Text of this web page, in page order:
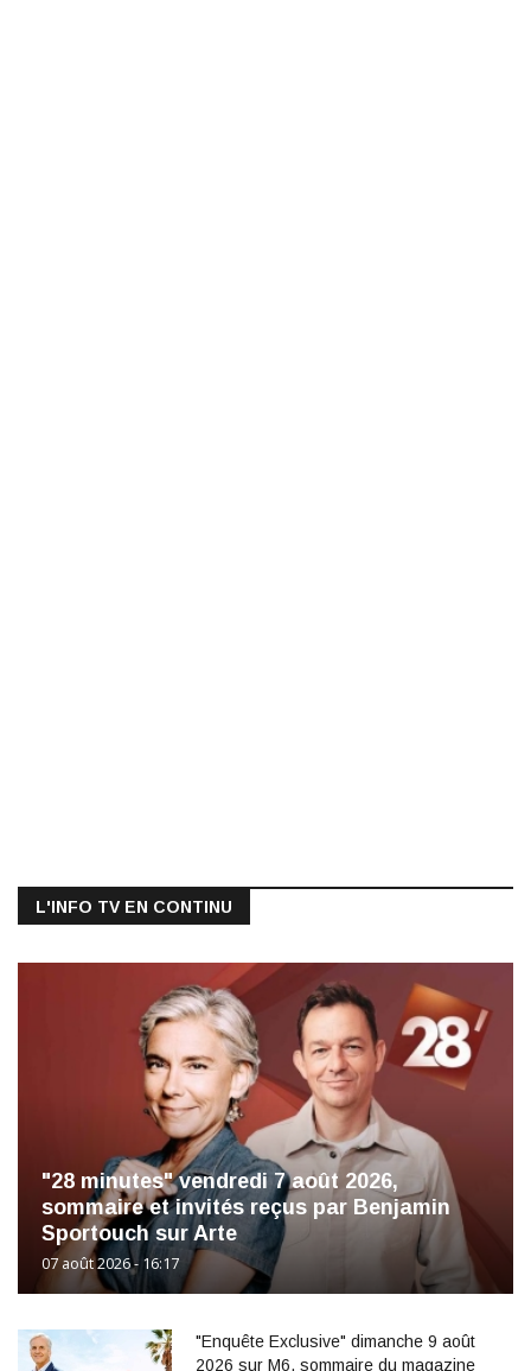
L'INFO TV EN CONTINU
"28 minutes" vendredi 7 août 2026,
sommaire et invités reçus par Benjamin
Sportouch sur Arte
07 août 2026 - 16:17
"Enquête Exclusive" dimanche 9 août
2026 sur M6, sommaire du magazine